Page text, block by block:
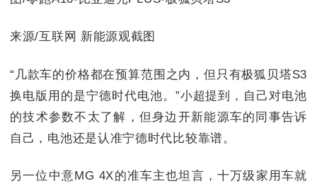
来源/互联网 新能源观截图
“几款车的价格都在预算范围之内，但只有极狐贝塔S3
换电版用的是宁德时代电池。”小超提到，自己对电池
的技术参数不太了解，但身边开新能源车的同事告诉
自己，电池还是认准宁德时代比较靠谱。
另一位中意MG 4X的准车主也坦言，十万级家用车就